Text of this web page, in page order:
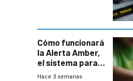
Cómo funcionará
la Alerta Amber,
el sistema para
la búsqueda
Hace 3 semanas